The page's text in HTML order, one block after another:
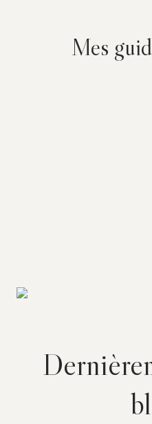
Mes